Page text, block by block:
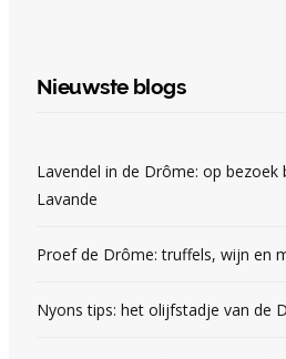
Nieuwste blogs
Lavendel in de Drôme: op bezoek
Lavande
Proef de Drôme: truffels, wijn en
Nyons tips: het olijfstadje van de